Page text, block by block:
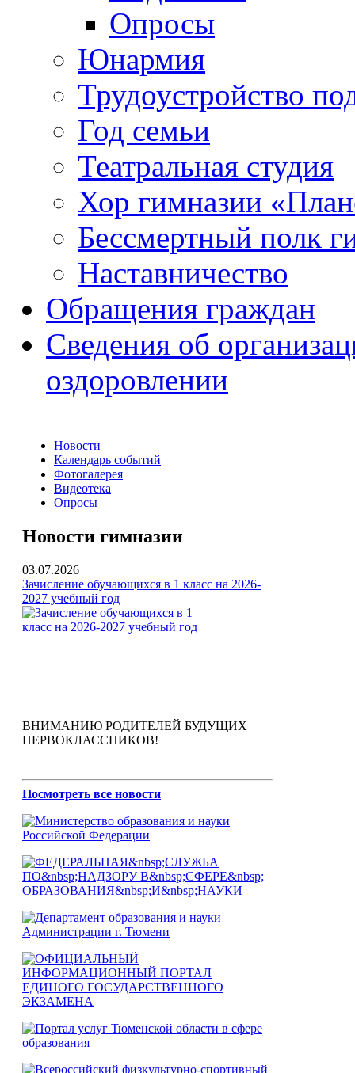
Опросы
Юнармия
Трудоустройство
Год семьи
Театральная студия
Хор гимназии
Бессмертный полк
Наставничество
Обращения граждан
Сведения об
оздоровлении
Новости
Календарь событий
Фотогалерея
Видеотека
Опросы
Новости гимназии
03.07.2026
Зачисление обучающихся в 1 класс на 2026-
2027 учебный год
ВНИМАНИЮ РОДИТЕЛЕЙ БУДУЩИХ
ПЕРВОКЛАССНИКОВ!
Посмотреть все новости